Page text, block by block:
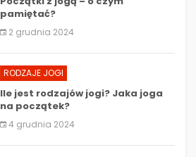
pamiętać?
2 grudnia 2024
RODZAJE JOGI
Ile jest rodzajów jogi? Jaka joga
na początek?
4 grudnia 2024